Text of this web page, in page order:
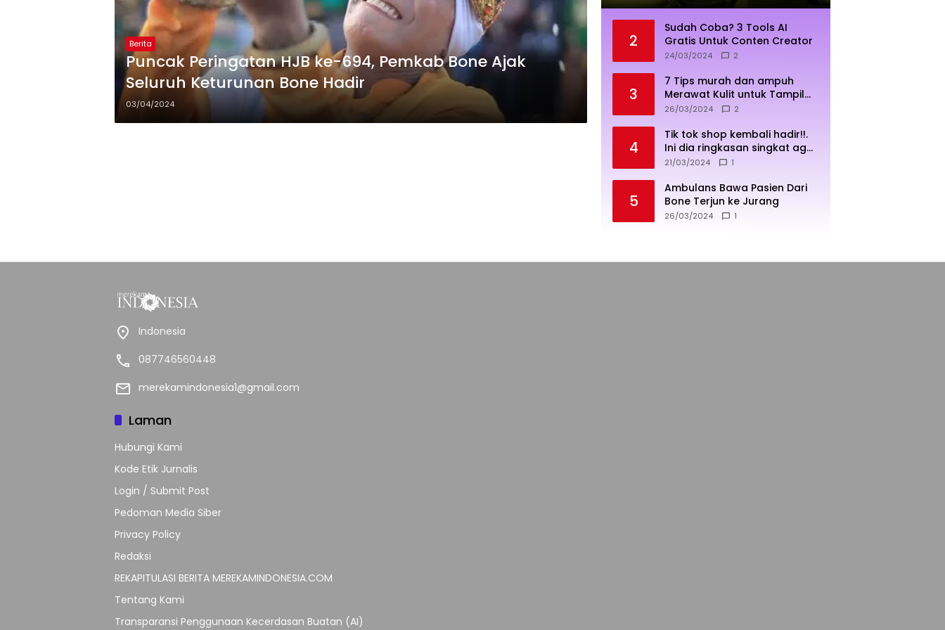
Berita
Puncak Peringatan HJB ke-694, Pemkab Bone Ajak
Seluruh Keturunan Bone Hadir
03/04/2024
2
Sudah Coba? 3 Tools AI
Gratis Untuk Conten Creator
24/03/2024 2
3
7 Tips murah dan ampuh
Merawat Kulit untuk Tampil
Sehat dan Cerah
26/03/2024 2
4
Tik tok shop kembali hadir!!.
Ini dia ringkasan singkat agar
penjualan lebih sukses
21/03/2024 1
5
Ambulans Bawa Pasien Dari
Bone Terjun ke Jurang
26/03/2024 1
Indonesia
087746560448
merekamindonesia1@gmail.com
Laman
Hubungi Kami
Kode Etik Jurnalis
Login / Submit Post
Pedoman Media Siber
Privacy Policy
Redaksi
REKAPITULASI BERITA MEREKAMINDONESIA.COM
Tentang Kami
Transparansi Penggunaan Kecerdasan Buatan (AI)